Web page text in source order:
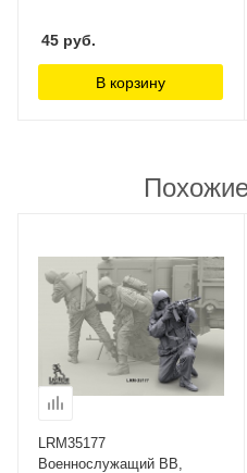
45 руб.
В корзину
LRM35177
Военнослужащий ВВ,